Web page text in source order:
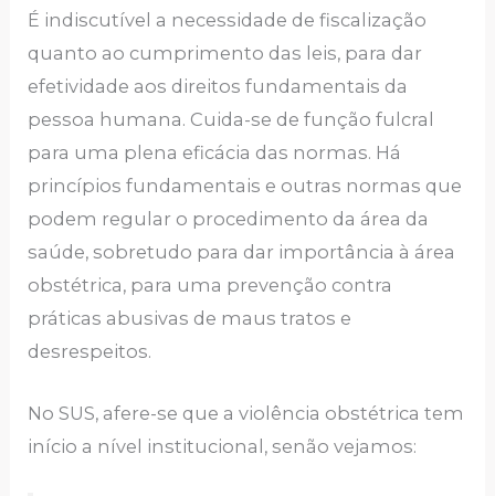
É indiscutível a necessidade de fiscalização
quanto ao cumprimento das leis, para dar
efetividade aos direitos fundamentais da
pessoa humana. Cuida-se de função fulcral
para uma plena eficácia das normas. Há
princípios fundamentais e outras normas que
podem regular o procedimento da área da
saúde, sobretudo para dar importância à área
obstétrica, para uma prevenção contra
práticas abusivas de maus tratos e
desrespeitos.
No SUS, afere-se que a violência obstétrica tem
início a nível institucional, senão vejamos: